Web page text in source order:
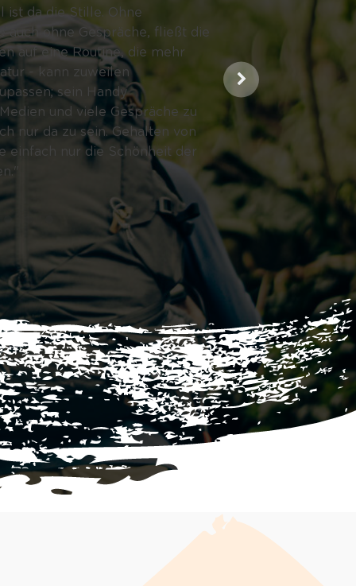
ist da die Stille. Ohne
auch ohne Gespräche, fließt die
auf eine Routine, die mehr
- kann zuweilen
sein Handy
und viele Gespräche zu
nur da zu sein. Gehalten von
einfach nur die Schönheit der
Felix